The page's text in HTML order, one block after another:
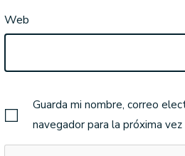
Web
Guarda mi nombre, correo
navegador para la próxima